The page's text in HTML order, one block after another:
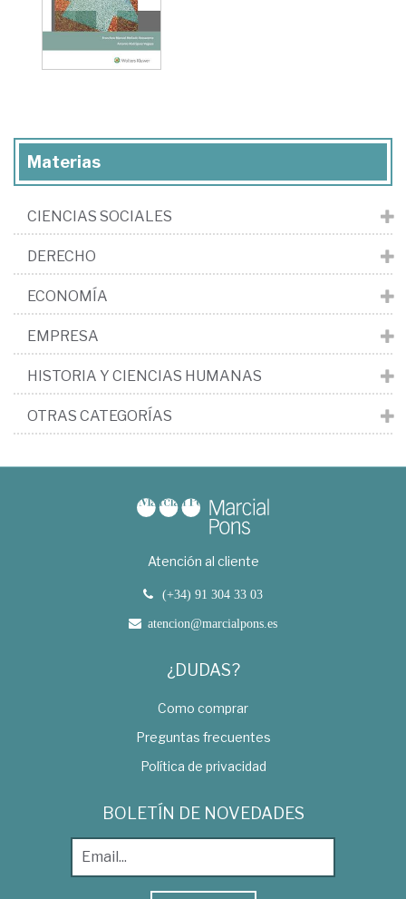
Materias
CIENCIAS SOCIALES
DERECHO
ECONOMÍA
EMPRESA
HISTORIA Y CIENCIAS HUMANAS
OTRAS CATEGORÍAS
Atención al cliente
(+34) 91 304 33 03
atencion@marcialpons.es
¿DUDAS?
Como comprar
Preguntas frecuentes
Política de privacidad
BOLETÍN DE NOVEDADES